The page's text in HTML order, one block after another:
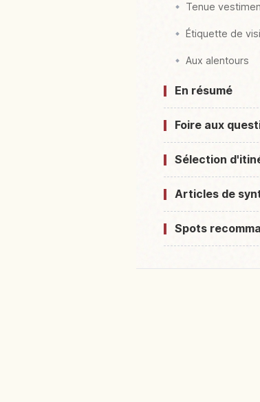
Tenue
Étiquette de
Aux alentours
En résumé
Foire aux
Sélection
Articles de
Spots